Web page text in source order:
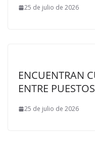
25 de julio de 2026
ENCUENTRAN
ENTRE
25 de julio de 2026